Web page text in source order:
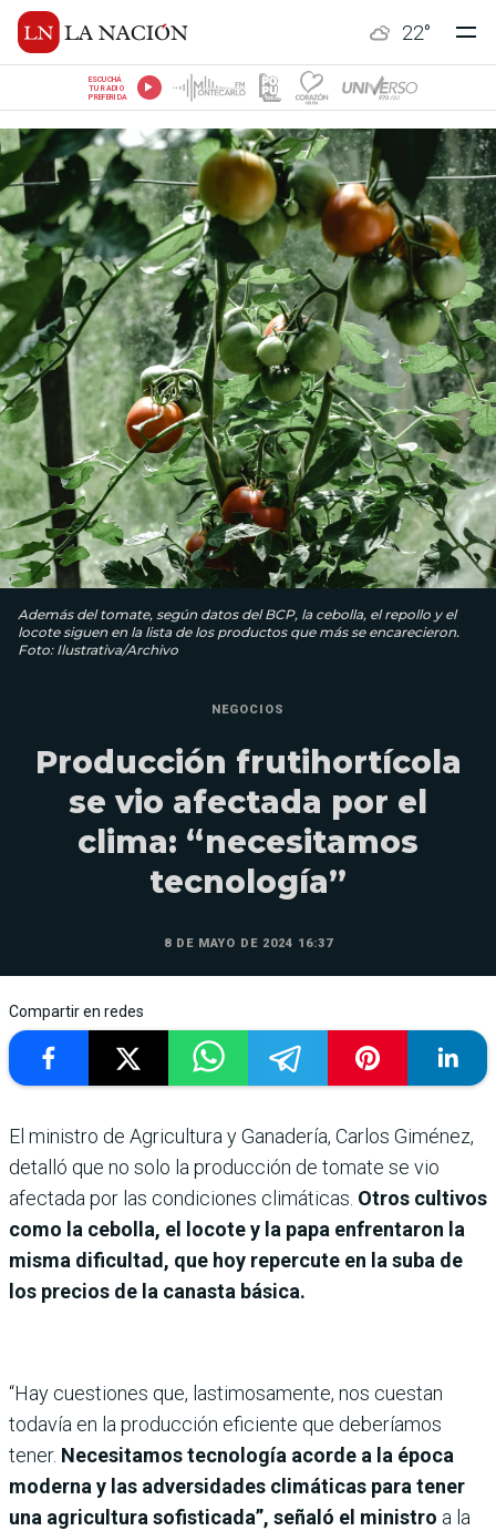
22°
ESCUCHÁ
TU RADIO
PREFERIDA
Además del tomate, según datos del BCP, la cebolla, el repollo y el
locote siguen en la lista de los productos que más se encarecieron.
Foto: Ilustrativa/Archivo
NEGOCIOS
Producción frutihortícola
se vio afectada por el
clima: “necesitamos
tecnología”
8 DE MAYO DE 2024 16:37
Compartir en redes
El ministro de Agricultura y Ganadería, Carlos Giménez,
detalló que no solo la producción de tomate se vio
afectada por las condiciones climáticas. Otros cultivos
como la cebolla, el locote y la papa enfrentaron la
misma dificultad, que hoy repercute en la suba de
los precios de la canasta básica.
“Hay cuestiones que, lastimosamente, nos cuestan
todavía en la producción eficiente que deberíamos
tener. Necesitamos tecnología acorde a la época
moderna y las adversidades climáticas para tener
una agricultura sofisticada”, señaló el ministro a la